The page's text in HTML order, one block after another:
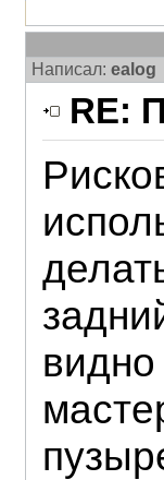
Написал: ealog
RE: